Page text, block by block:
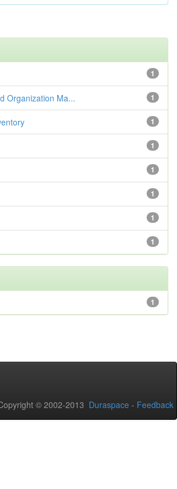
1
1
Organization Ma...
1
1
1
1
1
1
1
© 2002-2013 Duraspace - Feedback